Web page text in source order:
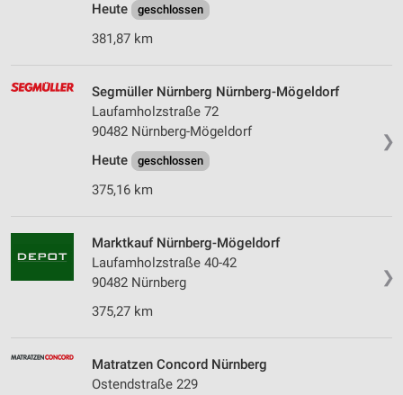
Heute
geschlossen
381,87 km
❯
Segmüller Nürnberg Nürnberg-Mögeldorf
Laufamholzstraße 72
90482 Nürnberg-Mögeldorf
Heute
geschlossen
375,16 km
❯
Marktkauf Nürnberg-Mögeldorf
Laufamholzstraße 40-42
90482 Nürnberg
375,27 km
Matratzen Concord Nürnberg
Ostendstraße 229